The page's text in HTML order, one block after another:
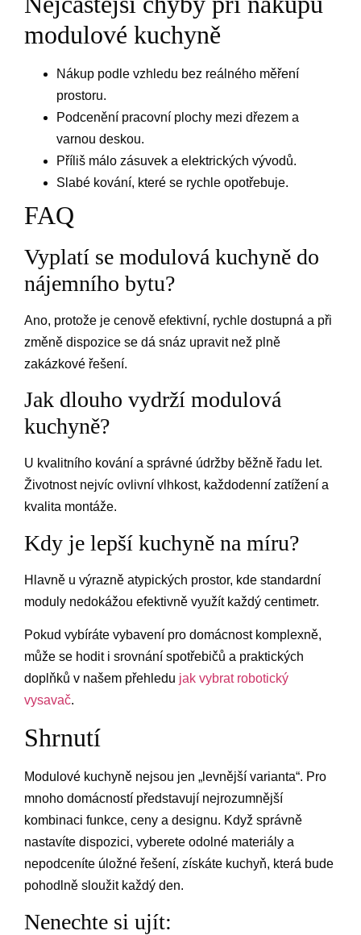
modulové kuchyně
Nákup podle vzhledu bez reálného měření
prostoru.
Podcenění pracovní plochy mezi dřezem a
varnou deskou.
Příliš málo zásuvek a elektrických vývodů.
Slabé kování, které se rychle opotřebuje.
FAQ
Vyplatí se modulová kuchyně do
nájemního bytu?
Ano, protože je cenově efektivní, rychle dostupná a při
změně dispozice se dá snáz upravit než plně
zakázkové řešení.
Jak dlouho vydrží modulová
kuchyně?
U kvalitního kování a správné údržby běžně řadu let.
Životnost nejvíc ovlivní vlhkost, každodenní zatížení a
kvalita montáže.
Kdy je lepší kuchyně na míru?
Hlavně u výrazně atypických prostor, kde standardní
moduly nedokážou efektivně využít každý centimetr.
Pokud vybíráte vybavení pro domácnost komplexně,
může se hodit i srovnání spotřebičů a praktických
doplňků v našem přehledu jak vybrat robotický
vysavač.
Shrnutí
Modulové kuchyně nejsou jen „levnější varianta“. Pro
mnoho domácností představují nejrozumnější
kombinaci funkce, ceny a designu. Když správně
nastavíte dispozici, vyberete odolné materiály a
nepodceníte úložné řešení, získáte kuchyň, která bude
pohodlně sloužit každý den.
Nenechte si ujít: